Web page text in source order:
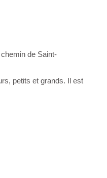
de Saint-
petits et grands. Il est